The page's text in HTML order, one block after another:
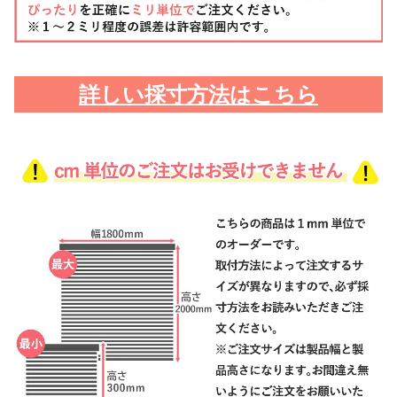
詳しい採寸方法はこちら